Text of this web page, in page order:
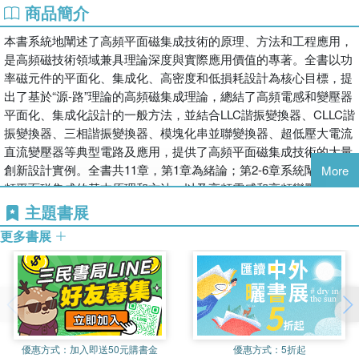
商品簡介
本書系統地闡述了高頻平面磁集成技術的原理、方法和工程應用，
是高頻磁技術領域兼具理論深度與實際應用價值的專著。全書以功
率磁元件的平面化、集成化、高密度和低損耗設計為核心目標，提
出了基於“源-路”理論的高頻磁集成理論，總結了高頻電感和變壓器
平面化、集成化設計的一般方法，並結合LLC諧振變換器、CLLC諧
振變換器、三相諧振變換器、模塊化串並聯變換器、超低壓大電流
直流變壓器等典型電路及應用，提供了高頻平面磁集成技術的大量
創新設計實例。全書共11章，第1章為緒論；第2-6章系統闡述了高
頻平面磁集成的基本原理和方法，以及高頻電感和高頻變壓器的平
面化、集成化設計方法；第7-11章則結合典型應用場景和具體電
路，詳細討論了高頻平面磁集成技術的創新設計實例。本書內容兼
顧基礎理論與工程實踐，既可為研究人員提供創新思路，也能指導
工程師開展具體設計研發，適合電氣工程相關專業師生、科研及工
程技術人員參考使用。
More
主題書展
更多書展
優惠方式： 加入即送50元購書金 優惠方式： 5折起